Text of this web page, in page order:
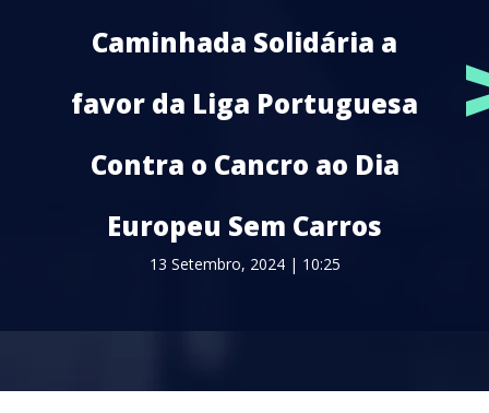
Caminhada Solidária a
favor da Liga Portuguesa
Contra o Cancro ao Dia
Europeu Sem Carros
13 Setembro, 2024 | 10:25